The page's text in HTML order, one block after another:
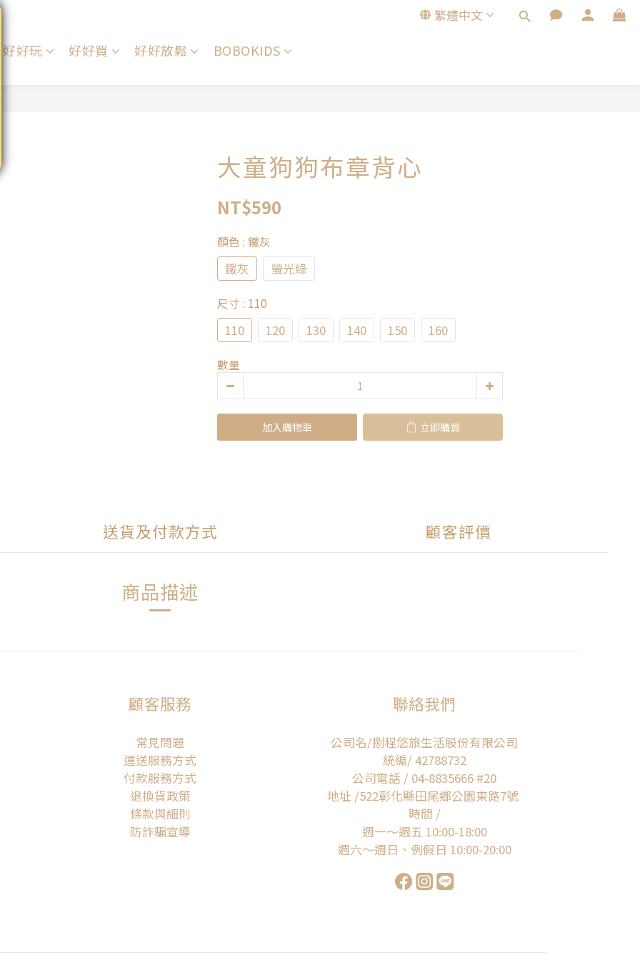
繁體中文
好好玩 好好買 好好放鬆 BOBOKIDS
大童狗狗布章背心
NT$590
顏色 : 鐵灰
鐵灰 螢光綠
尺寸 : 110
110 120 130 140 150 160
數量
加入購物車 立即購買
送貨及付款方式 顧客評價
商品描述
顧客服務
常見問題
運送服務方式
付款服務方式
退換貨政策
條款與細則
防詐騙宣導
聯絡我們
公司名/捌程悠旅生活股份有限公司
統編/ 42788732
公司電話 / 04-8835666 #20
地址 /522彰化縣田尾鄉公園東路7號
時間 /
週一～週五 10:00-18:00
週六～週日、例假日 10:00-20:00